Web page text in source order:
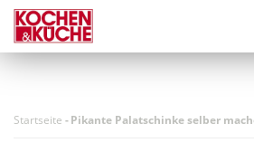
Direkt
zum
Inhalt
Startseite -Pikante Palatschinke selber